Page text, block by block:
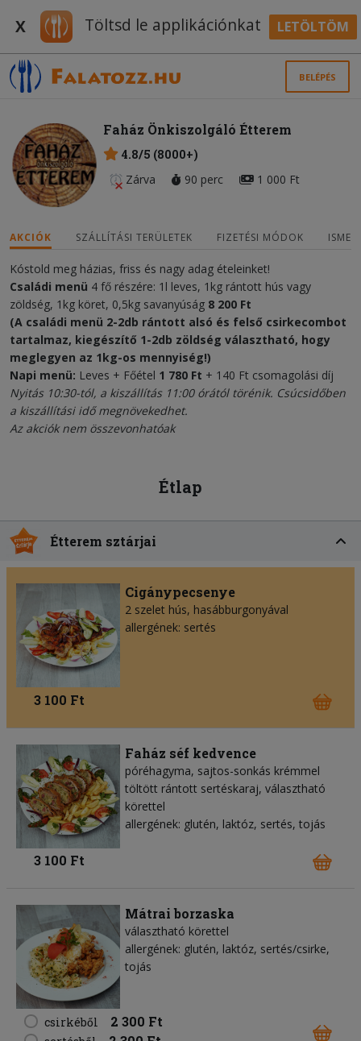
X Töltsd le applikációnkat LETÖLTÖM
BELÉPÉS
Faház Önkiszolgáló Étterem
4.8/5 (8000+)
Zárva
90 perc 1 000 Ft
AKCIÓK SZÁLLÍTÁSI TERÜLETEK FIZETÉSI MÓDOK
Kóstold meg házias, friss és nagy adag ételeinket!
Családi menü 4 fő részére: 1l leves, 1kg rántott hús vagy
zöldség, 1kg köret, 0,5kg savanyúság 8 200 Ft
(A családi menü 2-2db rántott alsó és felső csirkecombot
tartalmaz, kiegészítő 1-2db zöldség választható, hogy
meglegyen az 1kg-os mennyiség!)
Napi menü: Leves + Főétel 1 780 Ft + 140 Ft csomagolási díj
Nyitás 10:30-tól, a kiszállítás 11:00 órától törénik. Csúcsidőben
a kiszállítási idő megnövekedhet.
Az akciók nem összevonhatóak
Étlap
Étterem sztárjai
Cigánypecsenye
2 szelet hús, hasábburgonyával
allergének: sertés
3 100 Ft
Faház séf kedvence
póréhagyma, sajtos-sonkás krémmel
töltött rántott sertéskaraj, választható
körettel
allergének: glutén, laktóz, sertés, tojás
3 100 Ft
Mátrai borzaska
választható körettel
allergének: glutén, laktóz, sertés/csirke,
tojás
csirkéből 2 300 Ft